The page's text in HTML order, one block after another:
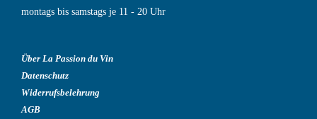
montags bis samstags je 11 - 20 Uhr
Über La Passion du Vin
Datenschutz
Widerrufsbelehrung
AGB